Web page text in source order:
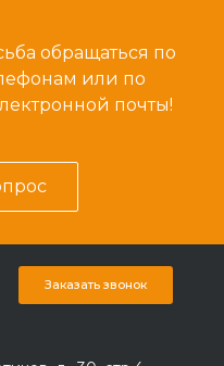
обращаться по
или по
почты!
Заказать звонок